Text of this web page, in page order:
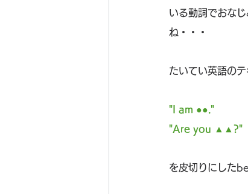
いる動詞でおな
ね・・・
たいてい英語の
"I am ●●."
"Are you ▲▲?"
を皮切りにした